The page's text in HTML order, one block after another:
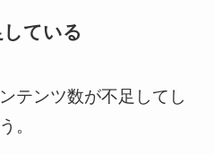
ている
テンツ数が不足してし
。